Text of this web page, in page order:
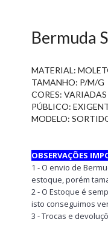
Bermuda
MATERIAL:
TAMANHO: P/M/G
CORES: VARIADAS
PÚBLICO:
MODELO:
OBSERVAÇÕES
1 - O envio de
estoque, porém
2 - O Estoque é
isto conseguimos
3 - Trocas e